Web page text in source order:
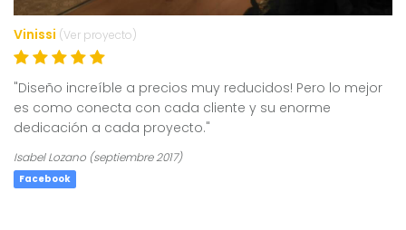
Vinissi (Ver proyecto)
"Diseño increíble a precios muy reducidos! Pero lo mejor
es como conecta con cada cliente y su enorme
dedicación a cada proyecto."
Isabel Lozano (septiembre 2017)
Facebook